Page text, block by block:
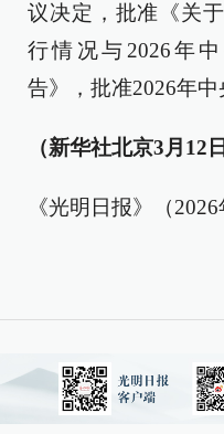
议决定，批准《关
行情况与2026年
告》，批准2026年中
（新华社北京3月12
《光明日报》（